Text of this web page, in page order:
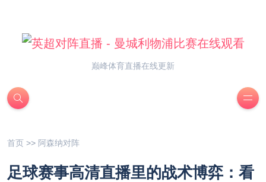
巅峰体育直播在线更新
首页 >> 阿森纳对阵
足球赛事高清直播里的战术博弈：看